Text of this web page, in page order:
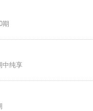
期
中纯享